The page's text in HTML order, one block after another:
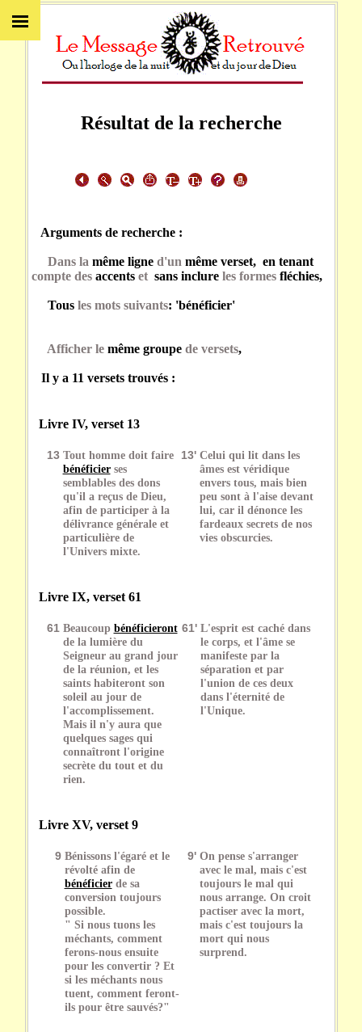
Résultat de la recherche
Arguments de recherche :
Dans la même ligne d'un même verset, en tenant
compte des accents et sans inclureles formes fléchies,
Tous les mots suivants: 'bénéficier'
Afficher le même groupede versets,
Il y a 11 versets trouvés :
Livre IV, verset 13
13 Tout homme doit faire
bénéficierses
semblables des dons
qu'il a reçus de Dieu,
afin de participer à la
délivrance générale et
particulière de
l'Univers mixte.
13' Celui qui lit dans les
âmes est véridique
envers tous, mais bien
peu sont à l'aise devant
lui, car il dénonce les
fardeaux secrets de nos
vies obscurcies.
Livre IX, verset 61
61 Beaucoup bénéficieront
de la lumière du
Seigneur au grand jour
de la réunion, et les
saints habiteront son
soleil au jour de
l'accomplissement.
Mais il n'y aura que
quelques sages qui
connaîtront l'origine
secrète du tout et du
rien.
61' L'esprit est caché dans
le corps, et l'âme se
manifeste par la
séparation et par
l'union de ces deux
dans l'éternité de
l'Unique.
Livre XV, verset 9
9 Bénissons l'égaré et le
révolté afin de
bénéficierde sa
conversion toujours
possible.
" Si nous tuons les
méchants, comment
ferons-nous ensuite
pour les convertir ? Et
si les méchants nous
tuent, comment feront-
ils pour être sauvés?"
9' On pense s'arranger
avec le mal, mais c'est
toujours le mal qui
nous arrange. On croit
pactiser avec la mort,
mais c'est toujours la
mort qui nous
surprend.